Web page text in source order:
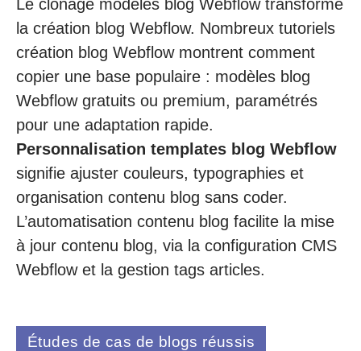
Le clonage modèles blog Webflow transforme
la création blog Webflow. Nombreux tutoriels
création blog Webflow montrent comment
copier une base populaire : modèles blog
Webflow gratuits ou premium, paramétrés
pour une adaptation rapide.
Personnalisation templates blog Webflow
signifie ajuster couleurs, typographies et
organisation contenu blog sans coder.
L’automatisation contenu blog facilite la mise
à jour contenu blog, via la configuration CMS
Webflow et la gestion tags articles.
Études de cas de blogs réussis